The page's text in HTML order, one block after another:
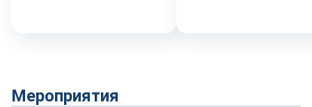
Мероприятия